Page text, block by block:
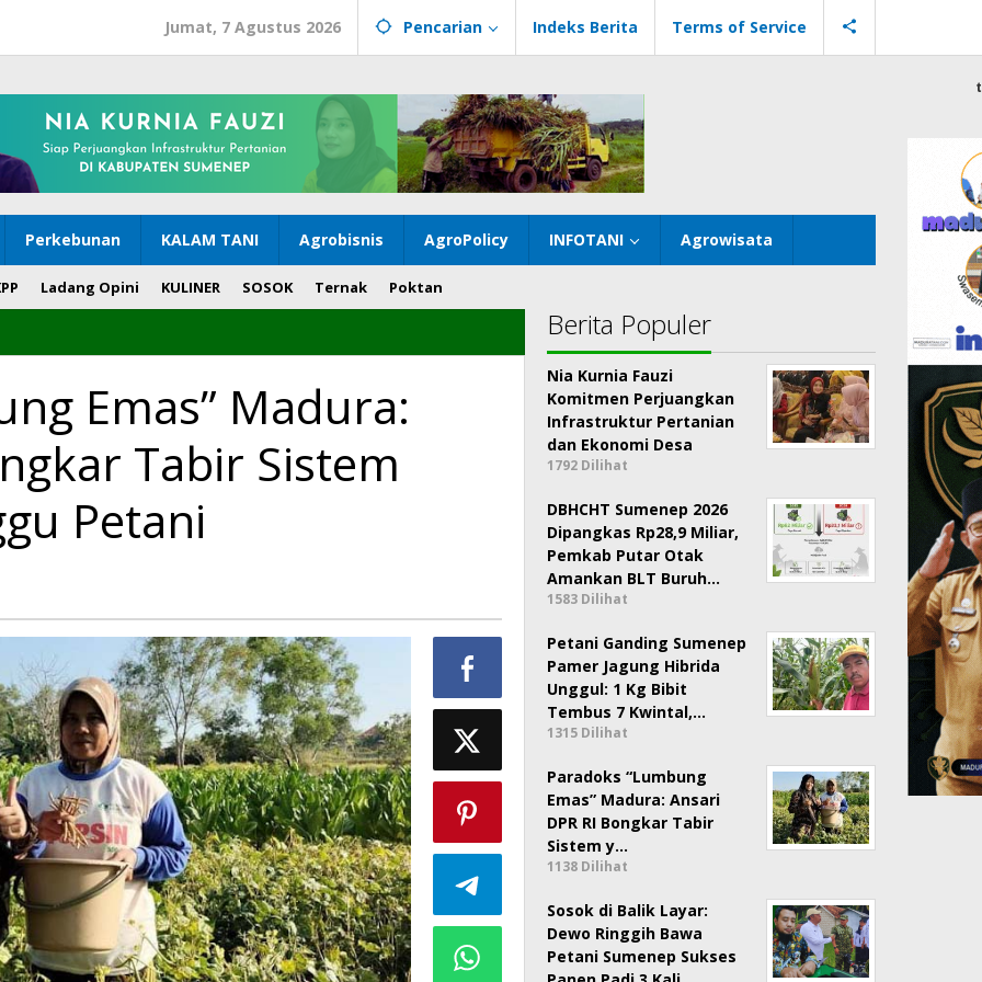
Jumat, 7 Agustus 2026 Pencarian Indeks Berita Terms of Service
Perkebunan KALAM TANI Agrobisnis AgroPolicy INFOTANI Agrowisata
Ladang Opini KULINER SOSOK Ternak Poktan
Emas” Madura:
Tabir Sistem
Petani
Berita Populer
Nia Kurnia Fauzi
Komitmen Perjuangkan
Infrastruktur Pertanian
dan Ekonomi Desa
1792 Dilihat
DBHCHT Sumenep 2026
Dipangkas Rp28,9 Miliar,
Pemkab Putar Otak
Amankan BLT Buruh…
1583 Dilihat
Petani Ganding Sumenep
Pamer Jagung Hibrida
Unggul: 1 Kg Bibit
Tembus 7 Kwintal,…
1315 Dilihat
Paradoks “Lumbung
Emas” Madura: Ansari
DPR RI Bongkar Tabir
Sistem y…
1138 Dilihat
Sosok di Balik Layar:
Dewo Ringgih Bawa
Petani Sumenep Sukses